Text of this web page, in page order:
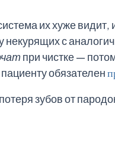
их хуже видит,
с
при чистке —
обязателен
зубов от